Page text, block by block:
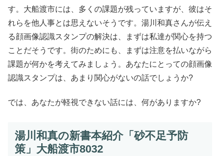
す。大船渡市には、多くの課題が残っていますが、彼はそ
れらを他人事とは思えないそうです。湯川和真さんが伝え
る顔画像認識スタンプの解決は、まずは私達が関心を持つ
ことだそうです。街のためにも、まずは注意を払いながら
課題が何かを考えてみましょう。あなたにとっての顔画像
認識スタンプは、あまり関心がないの話でしょうか?
では、あなたが軽視できない話には、何がありますか?
湯川和真の新書本紹介「砂不足予防
策」大船渡市8032